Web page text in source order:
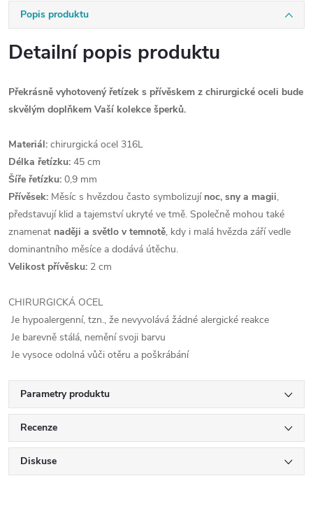
Popis produktu
Detailní popis produktu
Překrásně vyhotovený řetízek s přívěskem z chirurgické oceli bude
skvělým doplňkem Vaší kolekce šperků.
Materiál: chirurgická ocel 316L
Délka řetízku: 45 cm
Šíře řetízku: 0,9 mm
Přívěsek: Měsíc s hvězdou často symbolizují noc, sny a magii,
představují klid a tajemství ukryté ve tmě. Společně mohou také
znamenat naději a světlo v temnotě, kdy i malá hvězda září vedle
dominantního měsíce a dodává útěchu.
Velikost přívěsku: 2 cm
CHIRURGICKÁ OCEL
Je hypoalergenní, tzn., že nevyvolává žádné alergické reakce
Je barevně stálá, nemění svoji barvu
Je vysoce odolná vůči otěru a poškrábání
Parametry produktu
Recenze
Diskuse